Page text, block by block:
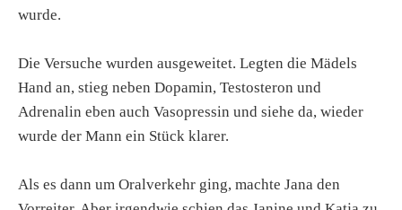
wurde.
Die Versuche wurden ausgeweitet. Legten die Mädels
Hand an, stieg neben Dopamin, Testosteron und
Adrenalin eben auch Vasopressin und siehe da, wieder
wurde der Mann ein Stück klarer.
Als es dann um Oralverkehr ging, machte Jana den